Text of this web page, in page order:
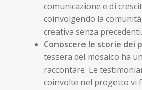
comunicazione e di
coinvolgendo la
creativa senza precedenti.
Conoscere le storie dei
tessera del mosaico ha
raccontare. Le
coinvolte nel progetto vi